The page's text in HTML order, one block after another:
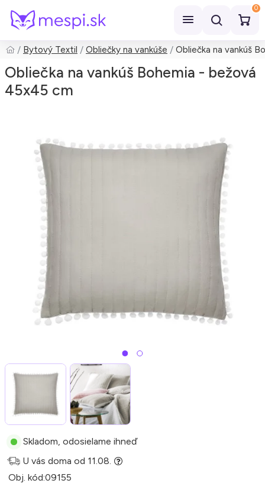
0
Hľadať
Bytový Textil Obliečky na vankúše Obliečka na vankúš
Obliečka na vankúš Bohemia - bežová
45x45 cm
Skladom, odosielame ihneď
U vás doma od 11.08.
Obj. kód:09155